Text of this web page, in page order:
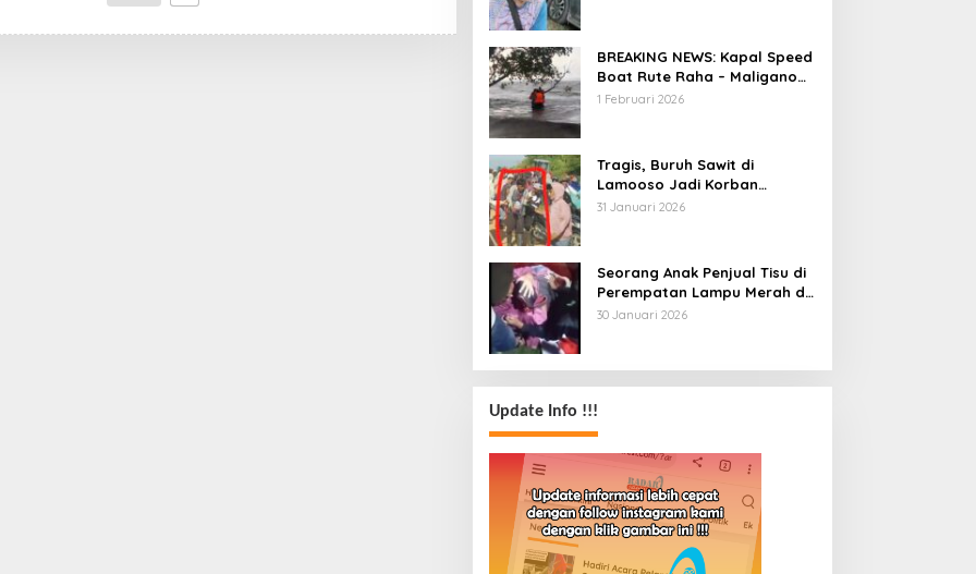
BREAKING NEWS: Kapal Speed
Boat Rute Raha – Maligano
Tenggelam Dihantam Angin
1 Februari 2026
Tragis, Buruh Sawit di
Lamooso Jadi Korban
Serangan Senjata Tajam,
31 Januari 2026
Seorang Anak Penjual Tisu di
Perempatan Lampu Merah di
Wua-Wua Tewas, Diduga Jadi
30 Januari 2026
Update Info !!!